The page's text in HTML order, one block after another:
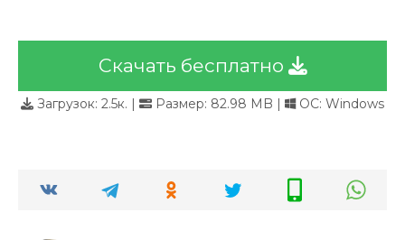
Скачать бесплатно
Загрузок: 2.5к. Размер: 82.98 MB | ОС: Windows